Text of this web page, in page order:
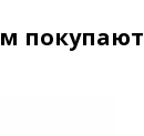
покупают